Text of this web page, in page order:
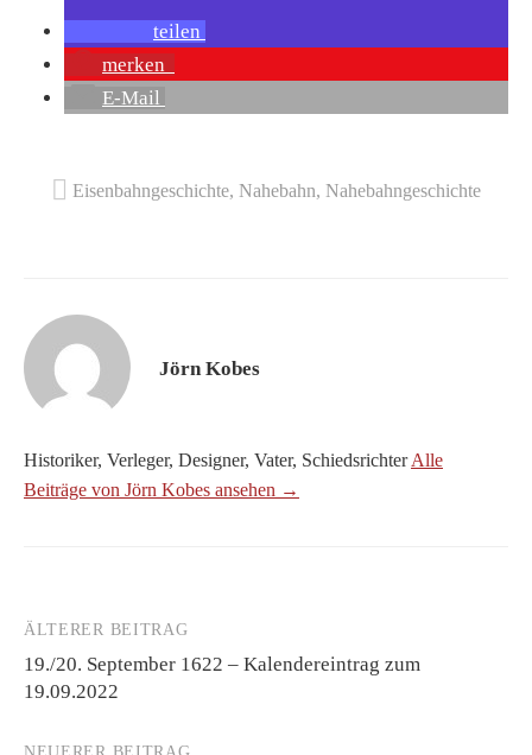
teilen
merken
E-Mail
Eisenbahngeschichte, Nahebahn, Nahebahngeschichte
Jörn Kobes
Historiker, Verleger, Designer, Vater, SchiedsrichterAlle
Beiträge von Jörn Kobes ansehen →
Beitrags-
Navigation
ÄLTERER BEITRAG
19./20. September 1622 – Kalendereintrag zum
19.09.2022